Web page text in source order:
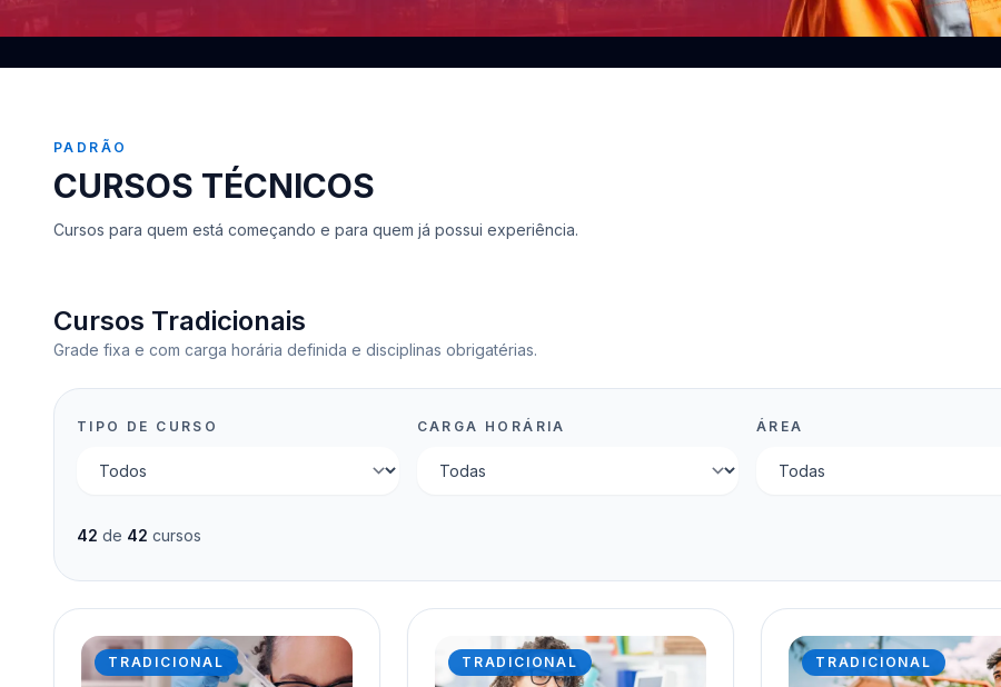
PADRÃO
CURSOS TÉCNICOS
Cursos para quem está começando e para quem já possui experiência.
Cursos Tradicionais
Grade fixa e com carga horária definida e disciplinas obrigatérias.
TIPO DE CURSO CARGA HORÁRIA ÁREA
42 de 42 cursos
TRADICIONAL TRADICIONAL TRADICIONAL